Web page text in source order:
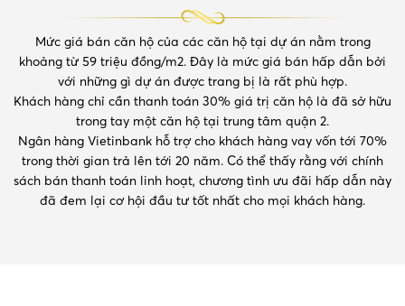
Mức giá bán căn hộ của các căn hộ tại dự án nằm trong
khoảng từ 59 triệu đồng/m2. Đây là mức giá bán hấp dẫn bởi
với những gì dự án được trang bị là rất phù hợp.
Khách hàng chỉ cần thanh toán 30% giá trị căn hộ là đã sở hữu
trong tay một căn hộ tại trung tâm quận 2.
Ngân hàng Vietinbank hỗ trợ cho khách hàng vay vốn tới 70%
trong thời gian trả lên tới 20 năm. Có thể thấy rằng với chính
sách bán thanh toán linh hoạt, chương tình ưu đãi hấp dẫn này
đã đem lại cơ hội đầu tư tốt nhất cho mọi khách hàng.